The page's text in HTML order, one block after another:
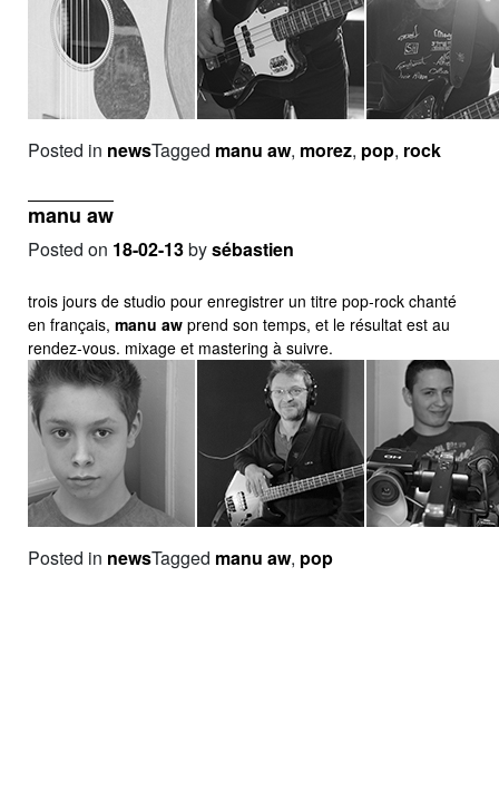
Posted in newsTagged manu aw, morez, pop, rock
manu aw
Posted on 18-02-13bysébastien
trois jours de studio pour enregistrer un titre pop-rock chanté
en français, manu aw prend son temps, et le résultat est au
rendez-vous. mixage et mastering à suivre.
Posted in newsTagged manu aw, pop